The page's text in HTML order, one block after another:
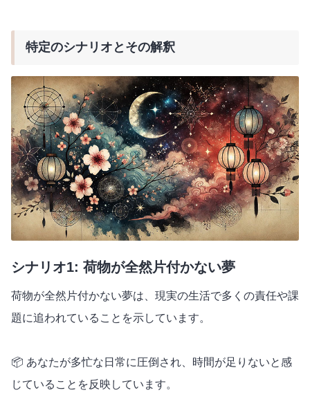
特定のシナリオとその解釈
シナリオ1: 荷物が全然片付かない夢
荷物が全然片付かない夢は、現実の生活で多くの責任や課
題に追われていることを示しています。
📦 あなたが多忙な日常に圧倒され、時間が足りないと感
じていることを反映しています。